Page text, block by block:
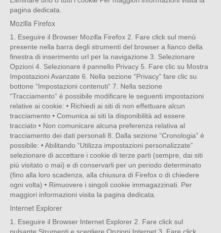
pagina dedicata.
Mozilla Firefox
1. Eseguire il Browser Mozilla Firefox 2. Fare click sul menù
presente nella barra degli strumenti del browser a fianco della
finestra di inserimento url per la navigazione 3. Selezionare
Opzioni 4. Selezionare il pannello Privacy 5. Fare clic su Mostra
Impostazioni Avanzate 6. Nella sezione “Privacy” fare clic su
bottone “Impostazioni contenuti“ 7. Nella sezione
“Tracciamento” è possibile modificare le seguenti impostazioni
relative ai cookie: • Richiedi ai siti di non effettuare alcun
tracciamento • Comunica ai siti la disponibilità ad essere
tracciato • Non comunicare alcuna preferenza relativa al
tracciamento dei dati personali 8. Dalla sezione “Cronologia” è
possibile: • Abilitando “Utilizza impostazioni personalizzate”
selezionare di accettare i cookie di terze parti (sempre, dai siti
più visitato o mai) e di conservarli per un periodo determinato
(fino alla loro scadenza, alla chiusura di Firefox o di chiedere
ogni volta) • Rimuovere i singoli cookie immagazzinati. Per
maggiori informazioni visita la pagina dedicata.
Internet Explorer
1. Eseguire il Browser Internet Explorer 2. Fare click sul